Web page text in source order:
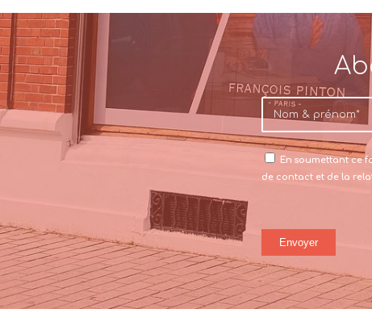
En soumettant ce
de contact et de la